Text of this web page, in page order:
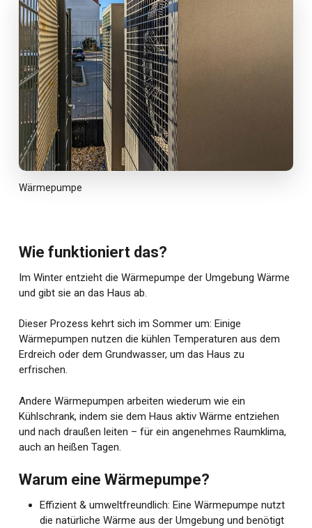
Wärmepumpe
Wie funktioniert das?
Im Winter entzieht die Wärmepumpe der Umgebung Wärme
und gibt sie an das Haus ab.
Dieser Prozess kehrt sich im Sommer um: Einige
Wärmepumpen nutzen die kühlen Temperaturen aus dem
Erdreich oder dem Grundwasser, um das Haus zu
erfrischen.
Andere Wärmepumpen arbeiten wiederum wie ein
Kühlschrank, indem sie dem Haus aktiv Wärme entziehen
und nach draußen leiten – für ein angenehmes Raumklima,
auch an heißen Tagen.
Warum eine Wärmepumpe?
Effizient & umweltfreundlich: Eine Wärmepumpe nutzt
die natürliche Wärme aus der Umgebung und benötigt